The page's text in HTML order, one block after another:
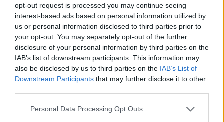
opt-out request is processed you may continue seeing
interest-based ads based on personal information utilized by
us or personal information disclosed to third parties prior to
your opt-out. You may separately opt-out of the further
disclosure of your personal information by third parties on the
IAB’s list of downstream participants. This information may
also be disclosed by us to third parties on the IAB’s List of
Downstream Participants that may further disclose it to other
Please note that this website/app uses one or more Google
Personal Data Processing Opt Outs
SMASH by Meló-Diák: Homok, zene és a nyár legjobb
hangulata – Jön a második forduló! (X)
Július végén folytatódik a balatoni strandröplabda-
sorozat.
#star wars #rogue one - jyn erso
#zsivány egyes